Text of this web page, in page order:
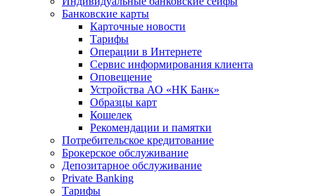
Банковские карты
Карточные новости
Тарифы
Операции в Интернете
Сервис информирования клиента
Оповещение
Устройства АО «НК Банк»
Образцы карт
Кошелек
Рекомендации и памятки
Потребительское кредитование
Брокерское обслуживание
Депозитарное обслуживание
Private Banking
Тарифы